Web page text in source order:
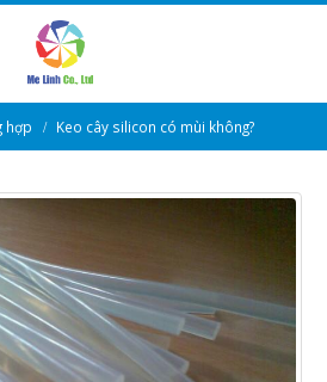
hợp Keo cây silicon có mùi không?